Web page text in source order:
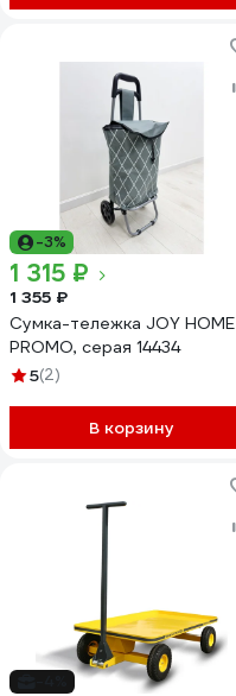
-3%
1 315 ₽
1 355 ₽
Сумка-тележка JOY HOME
PROMO, серая 14434
5(2)
В корзину